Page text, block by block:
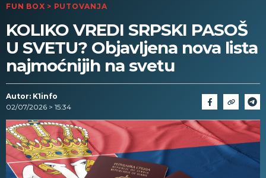
FUN BOX > PUTOVANJA
KOLIKO VREDI SRPSKI PASOŠ
U SVETU? Objavljena nova lista
najmoćnijih na svetu
Autor: K1info
02/07/2026 > 15:34